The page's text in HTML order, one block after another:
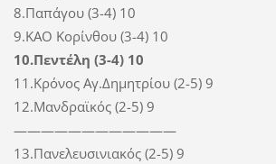
8.Παπάγου (3-4) 10
9.ΚΑΟ Κορίνθου (3-4) 10
10.Πεντέλη (3-4) 10
11.Κρόνος Αγ.Δημητρίου (2-5) 9
12.Μανδραϊκός (2-5) 9
————————————
13.Πανελευσινιακός (2-5) 9